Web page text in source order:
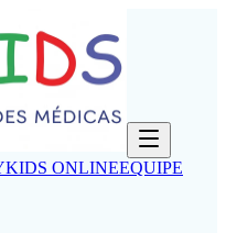
ONLINEEQUIPE